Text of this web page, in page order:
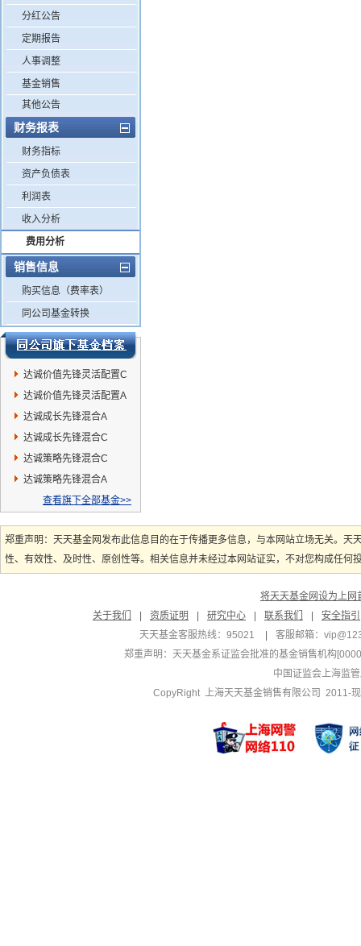
分红公告
定期报告
人事调整
基金销售
其他公告
财务报表
财务指标
资产负债表
利润表
收入分析
费用分析
销售信息
购买信息（费率表）
同公司基金转换
达诚价值先锋灵活配置C
达诚价值先锋灵活配置A
达诚成长先锋混合A
达诚成长先锋混合C
达诚策略先锋混合C
达诚策略先锋混合A
查看旗下全部基金>>
郑重声明：天天基金网发布此信息目的在于传播更多信息，与本网站立场无关。
性、有效性、及时性、原创性等。相关信息并未经过本网站证实，不对您构成任
将天天基金网设为上网
关于我们
资质证明 研究中心 联系我们
安全指引
天天基金客服热线：95021
客服邮箱：
郑重声明： 天天基金系证监会批准的基金销售机构
中国证监会上海监
CopyRight 上海天天基金销售有限公司 2011-